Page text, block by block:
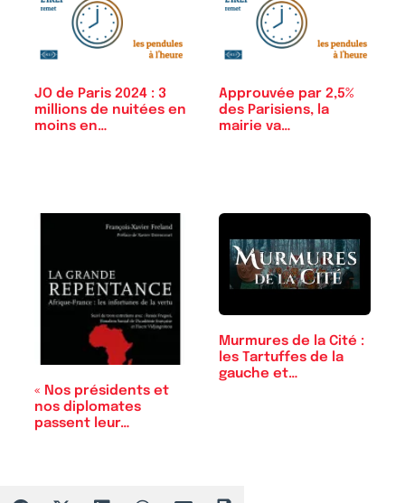
JO de Paris 2024 : 3
millions de nuitées en
moins en…
Approuvée par 2,5%
des Parisiens, la
mairie va…
« Nos présidents et
nos diplomates
passent leur…
Murmures de la Cité :
les Tartuffes de la
gauche et…